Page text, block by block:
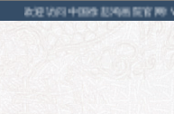
欢迎访问中国徐悲鸿画院官网!